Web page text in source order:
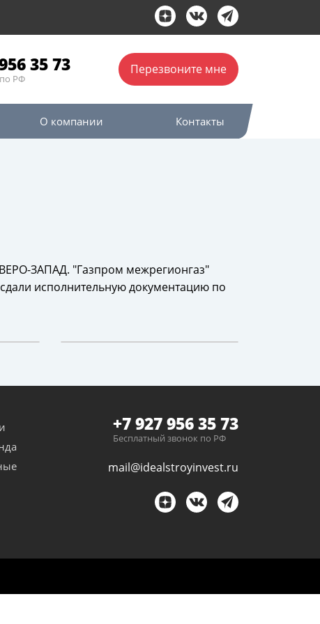
35 73
РФ
Перезвоните мне
О компании Контакты
ЗАПАД. "Газпром межрегионгаз"
исполнительную документацию по
+7 927 956 35 73
Бесплатный звонок по РФ
mail@idealstroyinvest.ru